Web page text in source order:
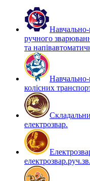
ручного
та
колісних
електрозвар.
електрозвар.руч.зв.